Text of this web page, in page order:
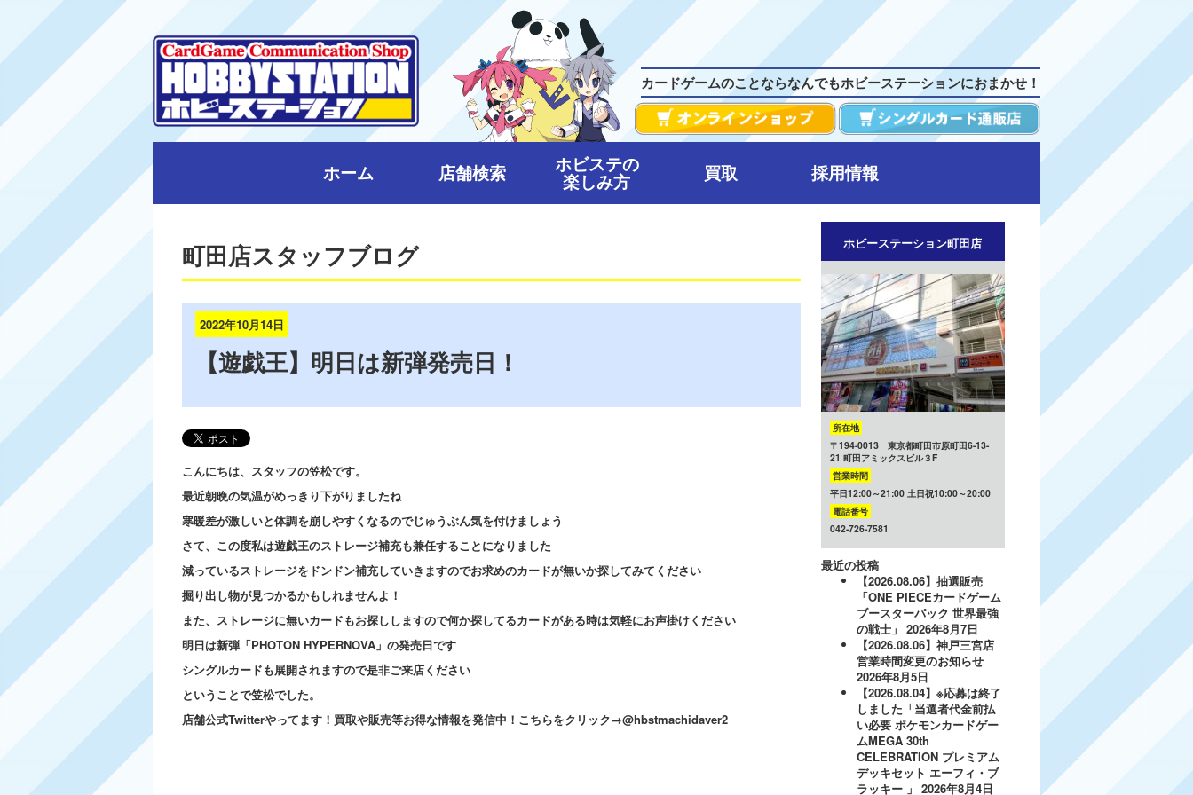
カードゲームのことならなんでもホビーステーションにおまかせ！
ホーム 店舗検索 ホビステの
楽しみ方 買取 採用情報
町田店スタッフブログ
2022年10月14日
【遊戯王】明日は新弾発売日！
こんにちは、スタッフの笠松です。
最近朝晩の気温がめっきり下がりましたね
寒暖差が激しいと体調を崩しやすくなるのでじゅうぶん気を付けましょう
さて、この度私は遊戯王のストレージ補充も兼任することになりました
減っているストレージをドンドン補充していきますのでお求めのカードが無いか探してみてください
掘り出し物が見つかるかもしれませんよ！
また、ストレージに無いカードもお探ししますので何か探してるカードがある時は気軽にお声掛けください
明日は新弾「PHOTON HYPERNOVA」の発売日です
シングルカードも展開されますので是非ご来店ください
ということで笠松でした。
店舗公式Twitterやってます！買取や販売等お得な情報を発信中！こちらをクリック→@hbstmachidaver2
ホビーステーション町田店
所在地
〒194-0013 東京都町田市原町田6-13-
21 町田アミックスビル３F
営業時間
平日12:00～21:00 土日祝10:00～20:00
電話番号
042-726-7581
最近の投稿
【2026.08.06】抽選販売
「ONE PIECEカードゲーム
ブースターパック 世界最強
の戦士」 2026年8月7日
【2026.08.06】神戸三宮店
営業時間変更のお知らせ
2026年8月5日
【2026.08.04】※応募は終了
しました「当選者代金前払
い必要 ポケモンカードゲー
ムMEGA 30th
CELEBRATION プレミアム
デッキセット エーフィ・ブ
ラッキー 」 2026年8月4日